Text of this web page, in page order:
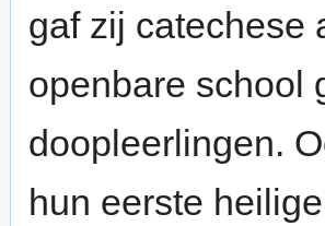
gaf zij catechese
openbare school
doopleerlingen.
hun eerste